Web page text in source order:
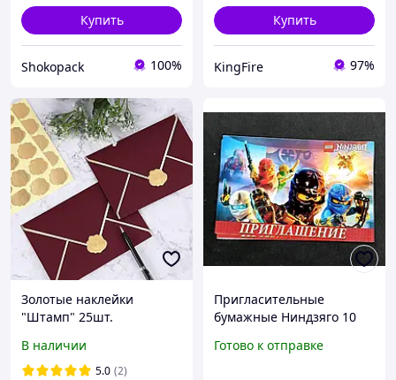
Купить
Shokopack 100%
Купить
KingFire 97%
Золотые наклейки
"Штамп" 25шт.
В наличии
5.0 (2)
Пригласительные
бумажные Ниндзяго 10
двухстороннее на день
Готово к отправке